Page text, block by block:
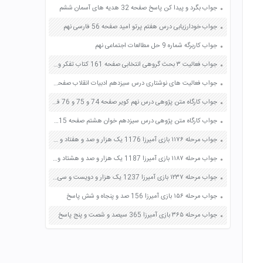
جواب بگرد و پیدا کن پاسخ صفحه 32 هدیه های آسمان ششم
جواب خودارزیابی درس هفتم پرتو امید صفحه 56 فارسی نهم
جواب کاربرگه شماره 9 حل مطالعات اجتماعی نهم
جواب فعالیت ۳ بحث گروهی انتخابی صفحه 161 کتاب تفکر و سبک زندگی هشتم
جواب فعالیت های نوشتاری درس سیزدهم ادبیات انقلاب صفحه 98 فارسی هشتم
جواب کارگاه متن پژوهی درس نهم کویر صفحه 74 و 75 و 76 فارسی دوازدهم
جواب کارگاه متن پژوهی درس سیزدهم خوان هشتم صفحه 115 و 116 فارسی دوازدهم
جواب مرحله ۱۱۷۶ بازی آمیرزا 1176 یک هزار و صد و هفتاد و شش پاسخ
جواب مرحله ۱۱۸۷ بازی آمیرزا 1187 یک هزار و صد و هشتاد و هفت پاسخ
جواب مرحله ۱۲۳۷ بازی آمیرزا 1237 یک هزار و دویست و سی و هفت پاسخ
جواب مرحله ۱۵۶ بازی آمیرزا 156 صد و پنجاه و شش پاسخ
جواب مرحله ۳۶۵ بازی آمیرزا 365 سیصد و شصت و پنج پاسخ